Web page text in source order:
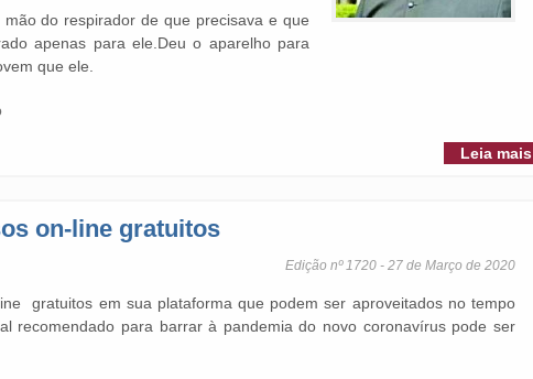
do respirador de que precisava e que
apenas para ele.Deu o aparelho para
que ele.
Leia mais
on-line gratuitos
Edição nº 1720 - 27 de Março de 2020
gratuitos em sua plataforma que podem ser aproveitados no tempo
recomendado para barrar à pandemia do novo coronavírus pode ser